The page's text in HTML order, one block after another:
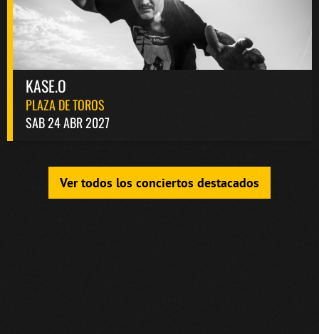
KASE.O
PLAZA DE TOROS
SAB 24 ABR 2027
Ver todos los conciertos destacados